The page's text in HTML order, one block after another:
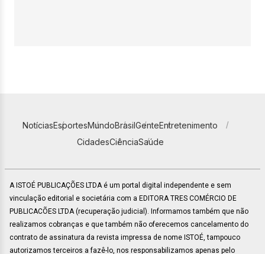
NotíciasEsportesMundoBrasilGenteEntretenimento
CidadesCiênciaSaúde
A ISTOÉ PUBLICAÇÕES LTDA é um portal digital independente e sem
vinculação editorial e societária com a EDITORA TRES COMÉRCIO DE
PUBLICACÕES LTDA (recuperação judicial). Informamos também que não
realizamos cobranças e que também não oferecemos cancelamento do
contrato de assinatura da revista impressa de nome ISTOÉ, tampouco
autorizamos terceiros a fazê-lo, nos responsabilizamos apenas pelo